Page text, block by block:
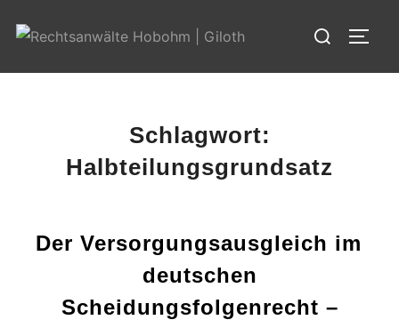
Inhalt
Suchen
Schlagwort:
Halbteilungsgrundsatz
Der Versorgungsausgleich im
deutschen
Scheidungsfolgenrecht –